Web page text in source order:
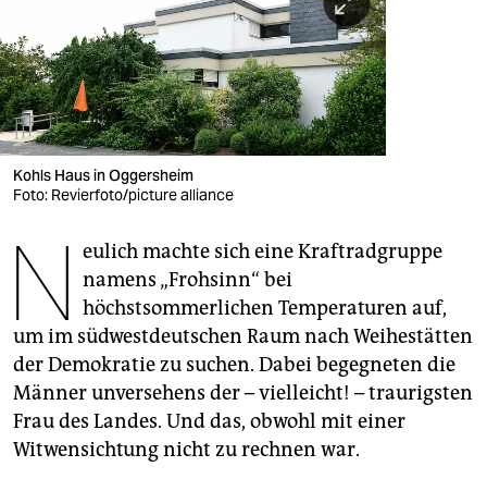
verlag
verlag
veranstaltungen
shop
fragen & hilfe
unterstützen
abo
genossenschaft
epaper login
Kohls Haus in Oggersheim
Foto: Revierfoto/picture alliance
N eulich machte sich eine Kraftradgruppe
namens „Frohsinn“ bei
höchstsommerlichen Temperaturen auf,
um im südwestdeutschen Raum nach Weihestätten
der Demokratie zu suchen. Dabei begegneten die
Männer unversehens der – vielleicht! – traurigsten
Frau des Landes. Und das, obwohl mit einer
Witwensichtung nicht zu rechnen war.